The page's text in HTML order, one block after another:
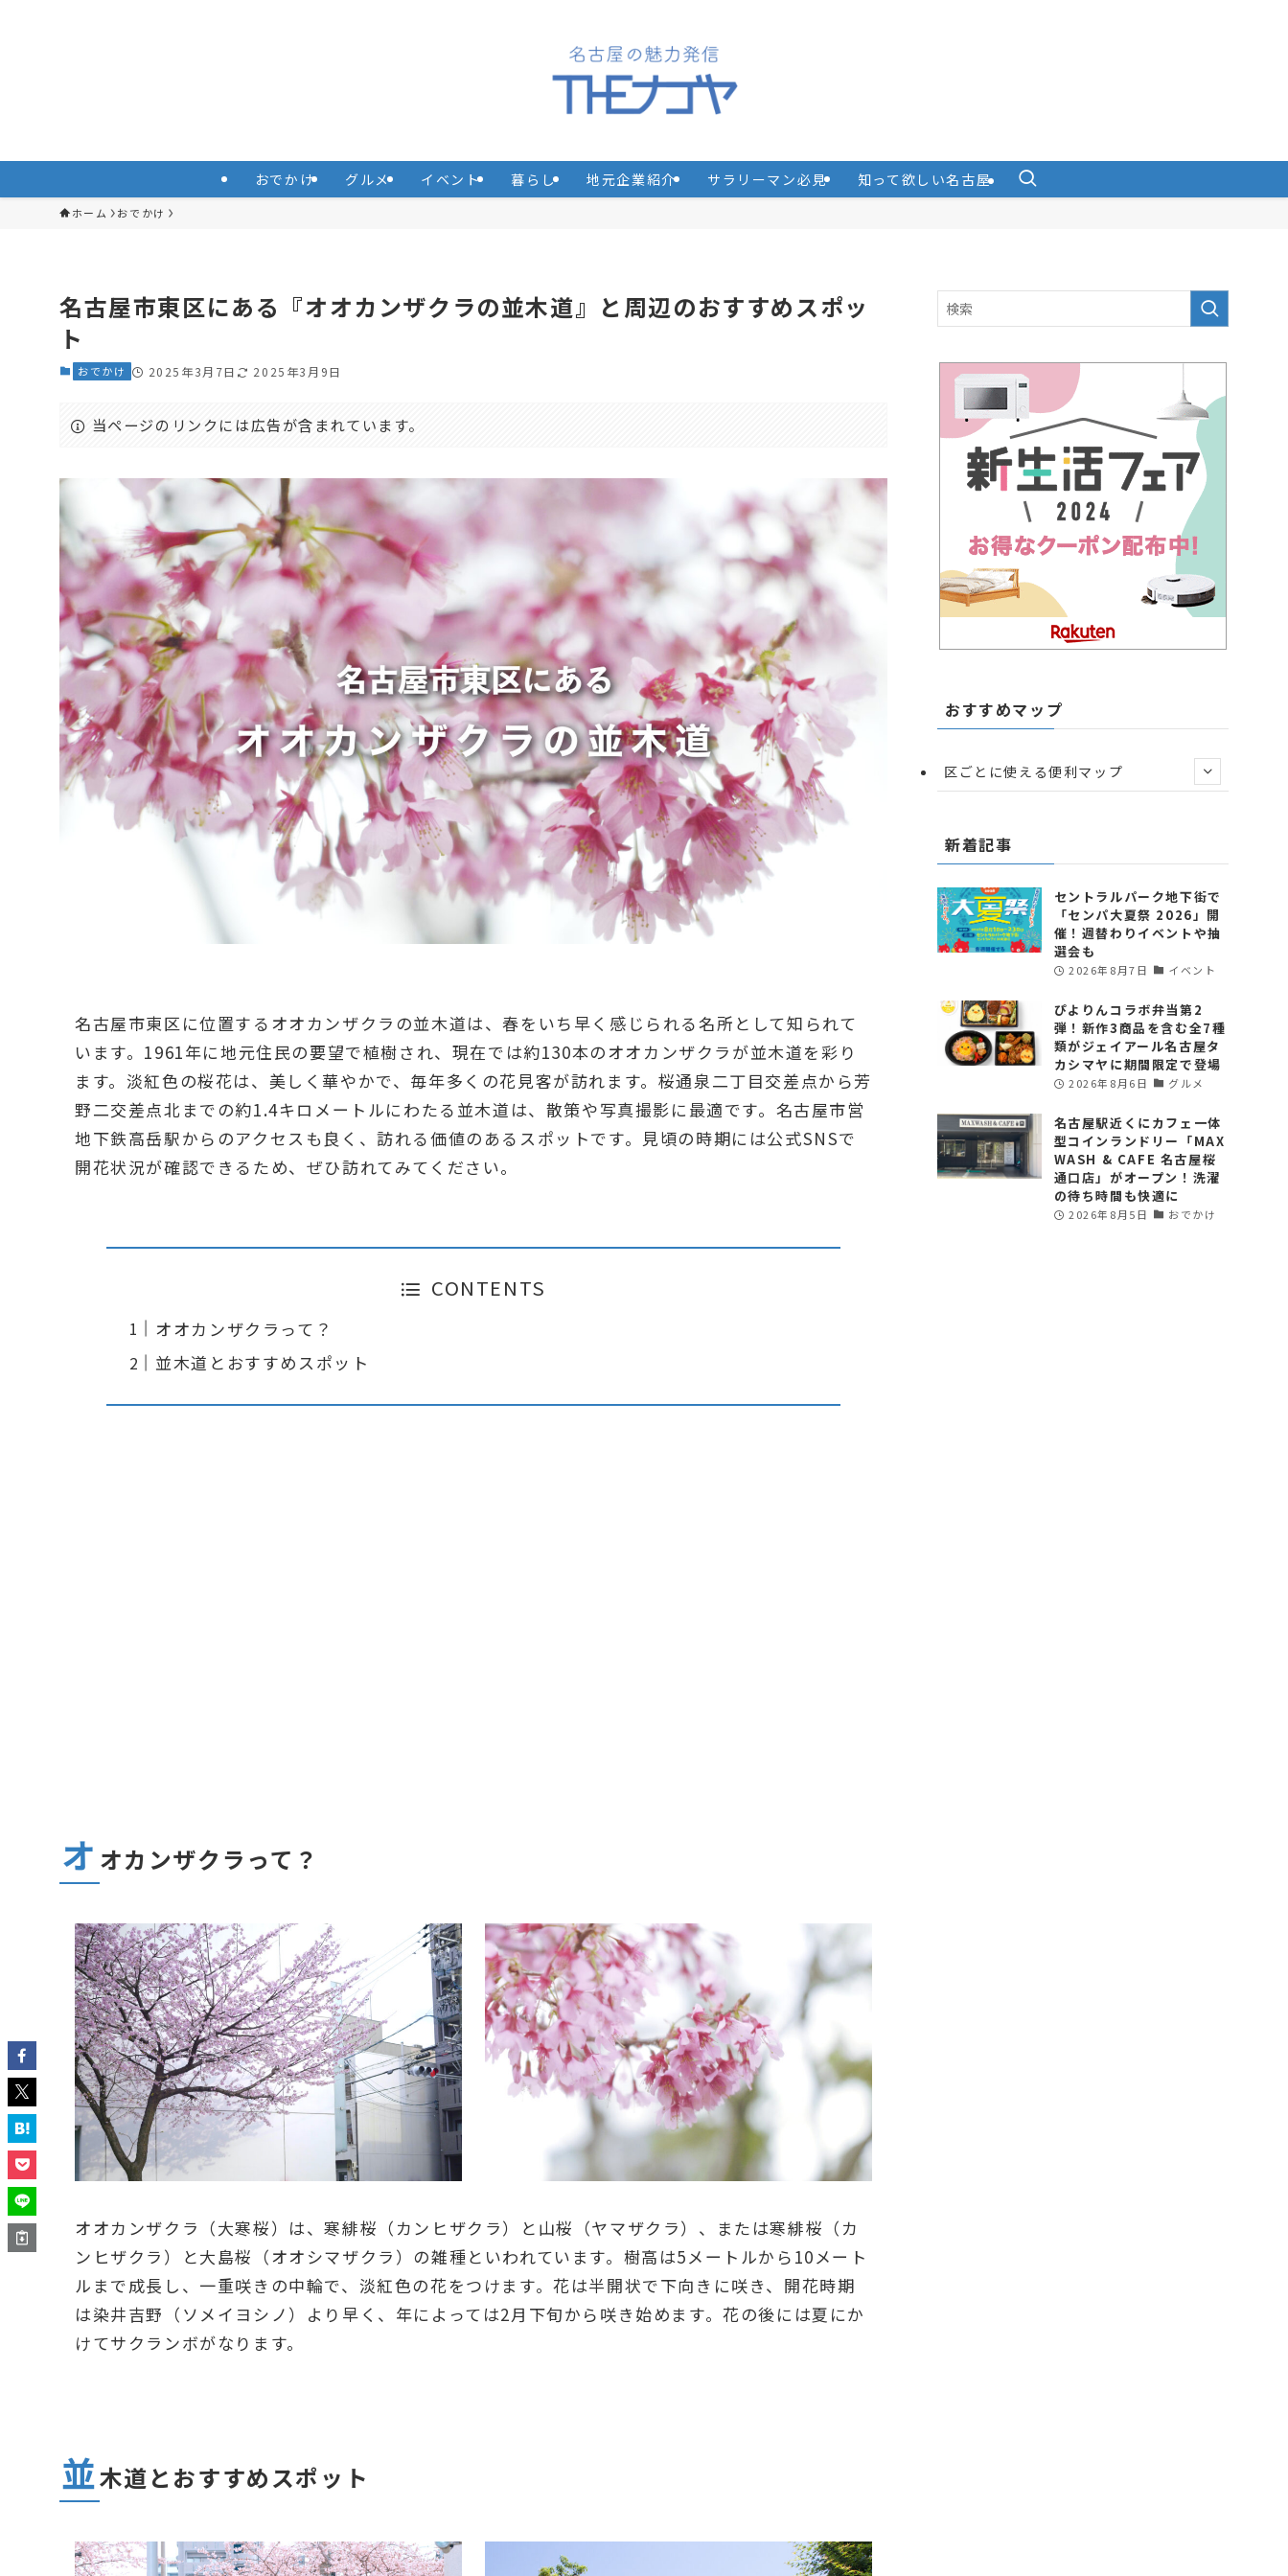
おでかけ グルメ イベント 暮らし 地元企業紹介 サラリーマン必見 知って欲しい名古屋
ホーム おでかけ
名古屋市東区にある『オオカンザクラの並木道』と周辺のおすすめスポッ
ト
おでかけ 2025年3月7日 2025年3月9日
当ページのリンクには広告が含まれています。
名古屋市東区に位置するオオカンザクラの並木道は、春をいち早く感じられる名所として知られて
います。1961年に地元住民の要望で植樹され、現在では約130本のオオカンザクラが並木道を彩り
ます。淡紅色の桜花は、美しく華やかで、毎年多くの花見客が訪れます。桜通泉二丁目交差点から芳
野二交差点北までの約1.4キロメートルにわたる並木道は、散策や写真撮影に最適です。名古屋市営
地下鉄高岳駅からのアクセスも良く、訪れる価値のあるスポットです。見頃の時期には公式SNSで
開花状況が確認できるため、ぜひ訪れてみてください。
CONTENTS
オオカンザクラって？
並木道とおすすめスポット
オ オカンザクラって？
オオカンザクラ（大寒桜）は、寒緋桜（カンヒザクラ）と山桜（ヤマザクラ）、または寒緋桜（カ
ンヒザクラ）と大島桜（オオシマザクラ）の雑種といわれています。樹高は5メートルから10メート
ルまで成長し、一重咲きの中輪で、淡紅色の花をつけます。花は半開状で下向きに咲き、開花時期
は染井吉野（ソメイヨシノ）より早く、年によっては2月下旬から咲き始めます。花の後には夏にか
けてサクランボがなります。
並木道とおすすめスポット
おすすめマップ
区ごとに使える便利マップ
新着記事
セントラルパーク地下街で
「センパ大夏祭 2026」開
催！週替わりイベントや抽
選会も
2026年8月7日 イベント
ぴよりんコラボ弁当第2
弾！新作3商品を含む全7種
類がジェイアール名古屋タ
カシマヤに期間限定で登場
2026年8月6日 グルメ
名古屋駅近くにカフェ一体
型コインランドリー「MAX
WASH & CAFE 名古屋桜
通口店」がオープン！洗濯
の待ち時間も快適に
2026年8月5日 おでかけ